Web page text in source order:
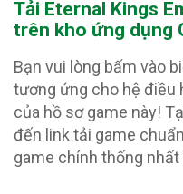
Tải Eternal Kings
trên kho ứng dụng
Bạn vui lòng bấm vào
tương ứng cho hệ điều
của hồ sơ game này!
đến link tải game
game chính thống nhất